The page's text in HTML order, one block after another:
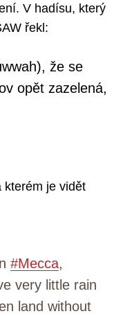
V hadísu, který
řekl:
že se
opět zazelená,
kterém je vidět
#Mecca,
very little rain
land without